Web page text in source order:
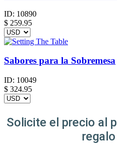
ID: 10890
$ 259.95
Sabores para la Sobremesa
ID: 10049
$ 324.95
Solicite el precio al